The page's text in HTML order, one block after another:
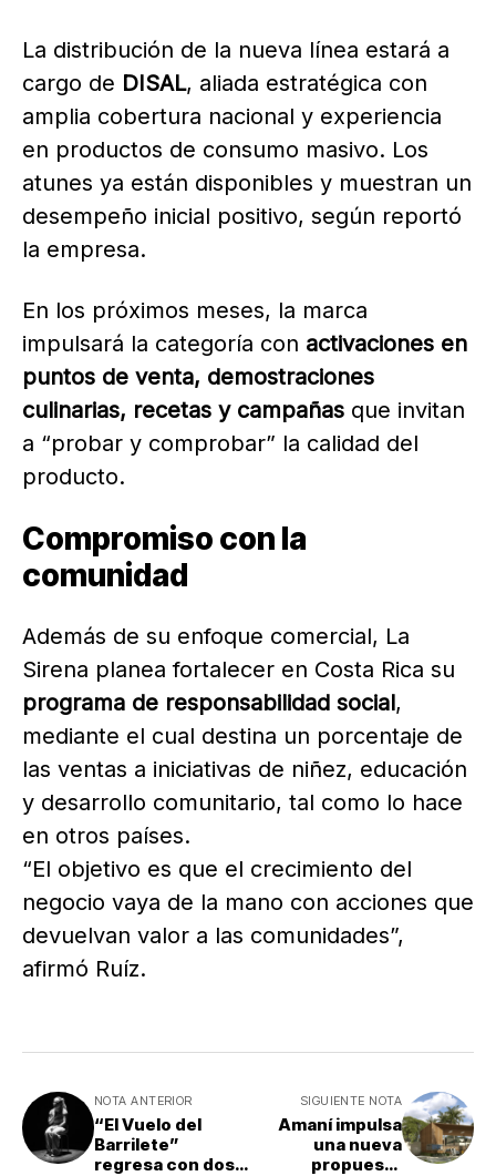
La distribución de la nueva línea estará a
cargo de DISAL, aliada estratégica con
amplia cobertura nacional y experiencia
en productos de consumo masivo. Los
atunes ya están disponibles y muestran un
desempeño inicial positivo, según reportó
la empresa.
En los próximos meses, la marca
impulsará la categoría con activaciones en
puntos de venta, demostraciones
culinarias, recetas y campañas que invitan
a “probar y comprobar” la calidad del
producto.
Compromiso con la
comunidad
Además de su enfoque comercial, La
Sirena planea fortalecer en Costa Rica su
programa de responsabilidad social,
mediante el cual destina un porcentaje de
las ventas a iniciativas de niñez, educación
y desarrollo comunitario, tal como lo hace
en otros países.
“El objetivo es que el crecimiento del
negocio vaya de la mano con acciones que
devuelvan valor a las comunidades”,
afirmó Ruíz.
NOTA ANTERIOR
“El Vuelo del
Barrilete”
regresa con dos
SIGUIENTE NOTA
Amaní impulsa
una nueva
propuesta